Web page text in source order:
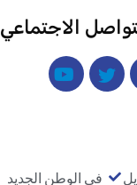
الاجتماعي
في الوطن الجديد